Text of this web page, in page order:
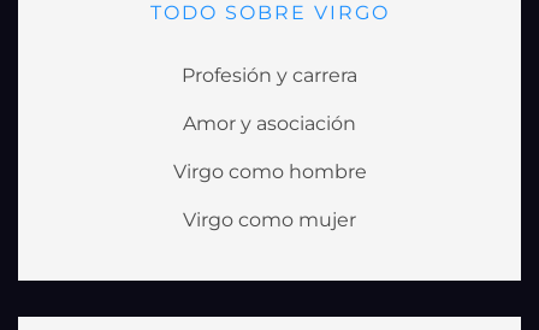
TODO SOBRE VIRGO
Profesión y carrera
Amor y asociación
Virgo como hombre
Virgo como mujer